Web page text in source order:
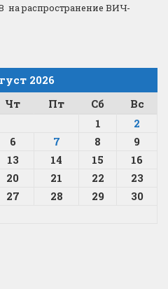
на распространение ВИЧ-
2026
Чт Пт Сб
Вс
1
2
6 7 8
9
13 14 15
16
20 21 22
23
27 28 29
30